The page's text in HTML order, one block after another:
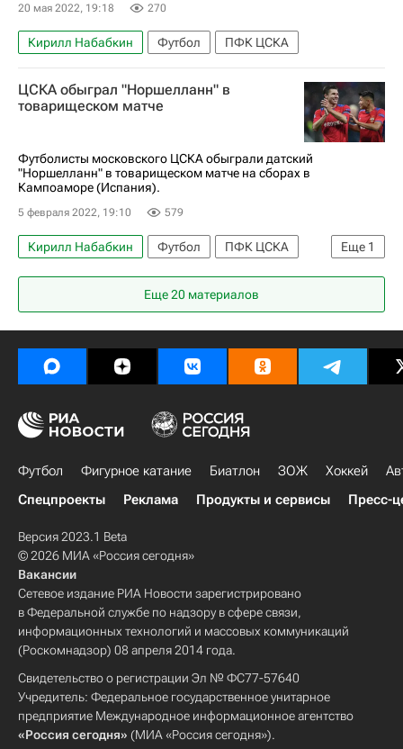
20 мая 2022, 19:18 270
Кирилл Набабкин Футбол ПФК ЦСКА
ЦСКА обыграл "Норшелланн" в
товарищеском матче
Футболисты московского ЦСКА обыграли датский
"Норшелланн" в товарищеском матче на сборах в
Кампоаморе (Испания).
5 февраля 2022, 19:10 579
Еще 1
Кирилл Набабкин Футбол
ПФК ЦСКА
Люнгбю
Еще 20 материалов
Футбол Фигурное катание Биатлон ЗОЖ Хоккей
Спецпроекты
Реклама Продукты и сервисы Пресс-
Версия 2023.1 Beta
© 2026 МИА «Россия сегодня»
Вакансии
Сетевое издание РИА Новости зарегистрировано
в Федеральной службе по надзору в сфере связи,
информационных технологий и массовых коммуникаций
(Роскомнадзор) 08 апреля 2014 года.
Свидетельство о регистрации Эл № ФС77-57640
Учредитель: Федеральное государственное унитарное
предприятие Международное информационное агентство
«Россия сегодня» (МИА «Россия сегодня»).